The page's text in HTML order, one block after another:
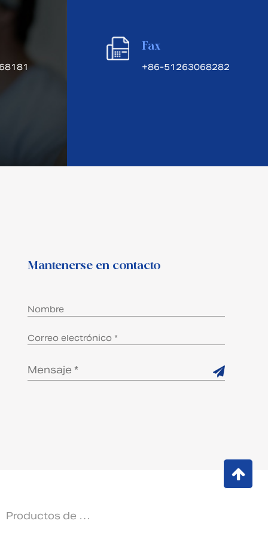
Fax
+86-51263068282
Mantenerse en contacto
Productos de embalaje/bolsas BIB asépticas personalizados